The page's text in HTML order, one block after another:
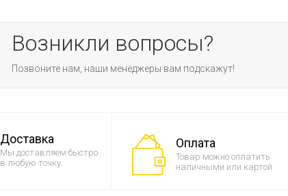
Возникли вопросы?
Позвоните нам, наши менеджеры вам подскажут!
Доставка
Мы доставляем быстро
в любую точку
Оплата
Товар можно оплатить
наличными или картой